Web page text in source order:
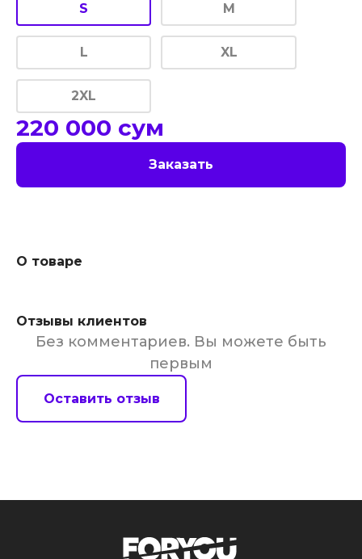
S
M
L XL
2XL
220 000 сум
Заказать
О товаре
Отзывы клиентов
Без комментариев. Вы можете быть
первым
Оставить отзыв